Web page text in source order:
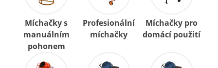
Míchačky s
manuálním
pohonem
Profesionální
míchačky
Míchačky pro
domácí použití